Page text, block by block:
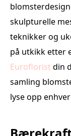
skulpturelle
teknikker og
på utkikk etter
Eurofloristdin
samling
lyse opp